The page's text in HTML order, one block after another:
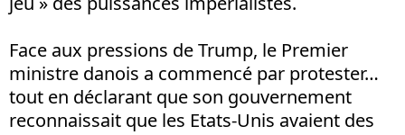
Face aux pressions de Trump, le Premier
ministre danois a commencé par protester…
tout en déclarant que son gouvernement
reconnaissait que les Etats-Unis avaient des